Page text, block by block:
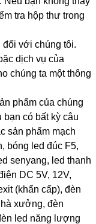
tra hộp thư trong
đối với chúng tôi.
dịch vụ của
chúng ta một thông
phẩm của chúng
bạn có bất kỳ câu
sản phẩm mạch
bóng led đúc F5,
senyang, led thanh
DC 5V, 12V,
(khẩn cấp), đèn
xưởng, đèn
led năng lượng